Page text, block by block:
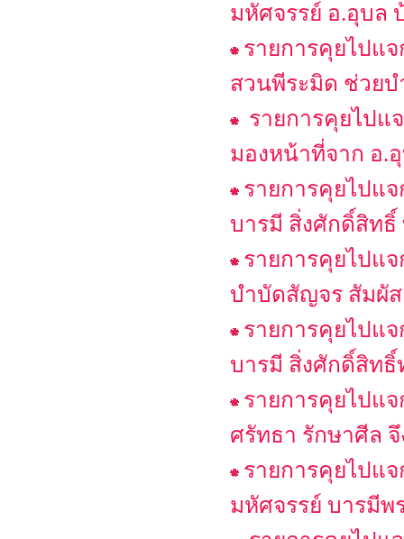
มหัศจรรย์ อ.อุบล
รายการคุยไปแ
สวนพีระมิด ช่วย
รายการคุยไปแ
มองหน้าที่จาก อ.
รายการคุยไปแ
บารมี สิ่งศักดิ์สิทธิ์
รายการคุยไปแ
บำบัดสัญจร สัมผั
รายการคุยไปแ
บารมี สิ่งศักดิ์สิท
รายการคุยไปแจ
ศรัทธา รักษาศีล
รายการคุยไปแจ
มหัศจรรย์ บารมีพ